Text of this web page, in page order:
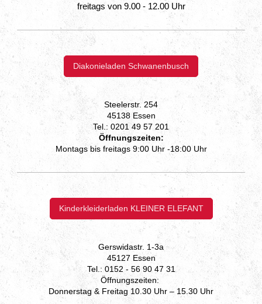
freitags von 9.00 - 12.00 Uhr
Diakonieladen Schwanenbusch
Steelerstr. 254
45138 Essen
Tel.: 0201 49 57 201
Öffnungszeiten:
Montags bis freitags 9:00 Uhr -18:00 Uhr
Kinderkleiderladen KLEINER ELEFANT
Gerswidastr. 1-3a
45127 Essen
Tel.: 0152 - 56 90 47 31
Öffnungszeiten:
Donnerstag & Freitag 10.30 Uhr – 15.30 Uhr